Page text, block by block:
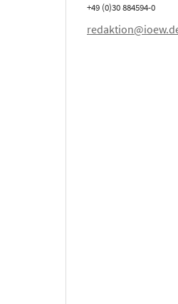
+49 (0)30 884594-0